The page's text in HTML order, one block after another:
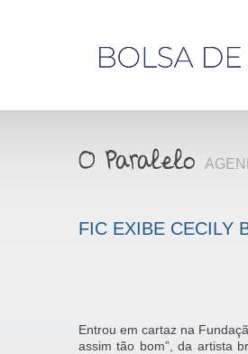
FIC EXIBE CECILY
Entrou em cartaz na
assim tão bom”, da artista